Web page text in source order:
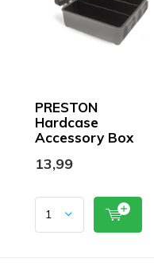
PRESTON
Hardcase
Accessory Box
13,99